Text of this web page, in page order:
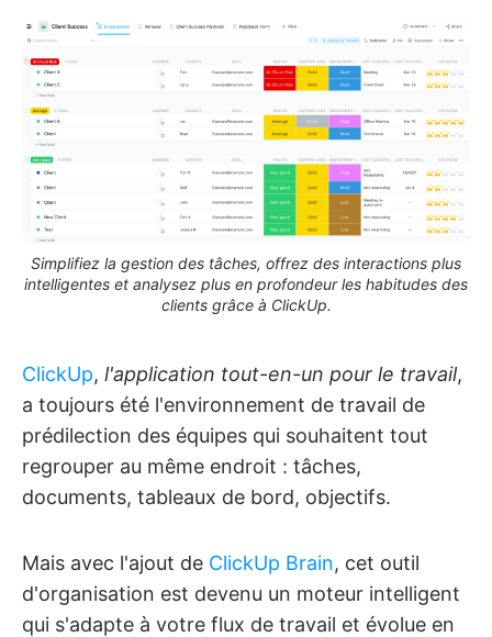
Simplifiez la gestion des tâches, offrez des interactions plus
intelligentes et analysez plus en profondeur les habitudes des
clients grâce à ClickUp.
ClickUp, l'application tout-en-un pour le travail,
a toujours été l'environnement de travail de
prédilection des équipes qui souhaitent tout
regrouper au même endroit : tâches,
documents, tableaux de bord, objectifs.
Mais avec l'ajout de ClickUp Brain, cet outil
d'organisation est devenu un moteur intelligent
qui s'adapte à votre flux de travail et évolue en